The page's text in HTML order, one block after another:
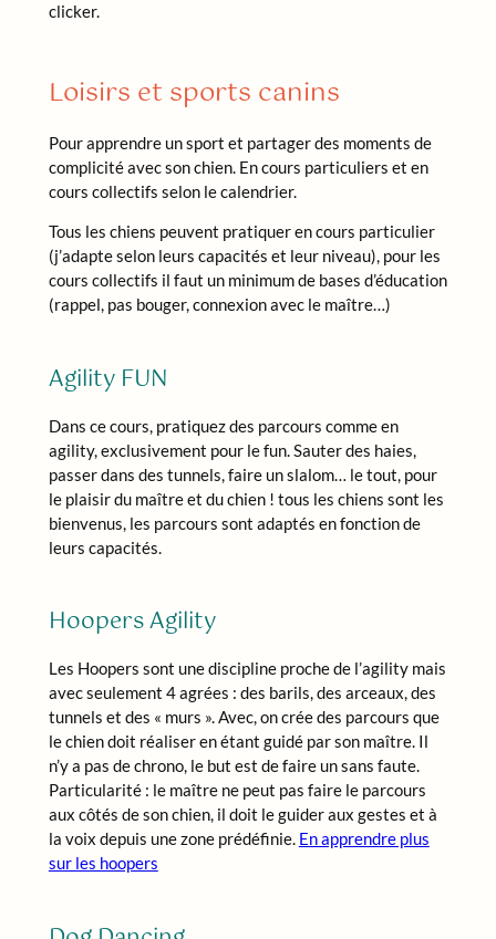
clicker.
Loisirs et sports canins
Pour apprendre un sport et partager des moments de
complicité avec son chien. En cours particuliers et en
cours collectifs selon le calendrier.
Tous les chiens peuvent pratiquer en cours particulier
(j’adapte selon leurs capacités et leur niveau), pour les
cours collectifs il faut un minimum de bases d’éducation
(rappel, pas bouger, connexion avec le maître…)
Agility FUN
Dans ce cours, pratiquez des parcours comme en
agility, exclusivement pour le fun. Sauter des haies,
passer dans des tunnels, faire un slalom… le tout, pour
le plaisir du maître et du chien ! tous les chiens sont les
bienvenus, les parcours sont adaptés en fonction de
leurs capacités.
Hoopers Agility
Les Hoopers sont une discipline proche de l’agility mais
avec seulement 4 agrées : des barils, des arceaux, des
tunnels et des « murs ». Avec, on crée des parcours que
le chien doit réaliser en étant guidé par son maître. Il
n’y a pas de chrono, le but est de faire un sans faute.
Particularité : le maître ne peut pas faire le parcours
aux côtés de son chien, il doit le guider aux gestes et à
la voix depuis une zone prédéfinie. En apprendre plus
sur les hoopers